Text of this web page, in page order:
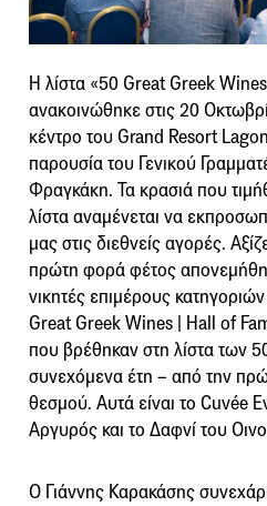
Η λίστα «50 Great Greek
ανακοινώθηκε στις 20
κέντρο του Grand Resort
παρουσία του Γενικού
Φραγκάκη. Τα κρασιά που
λίστα αναμένεται να
μας στις διεθνείς αγορές.
πρώτη φορά φέτος
νικητές επιμέρους
Great Greek Wines | Hall of
που βρέθηκαν στη λίστα των
συνεχόμενα έτη – από την
θεσμού. Αυτά είναι το Cuvée
Αργυρός και το Δαφνί του
Ο Γιάννης Καρακάσης